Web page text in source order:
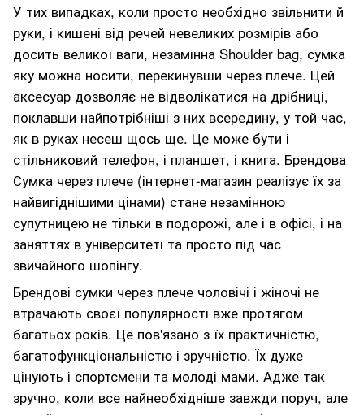
У тих випадках, коли просто необхідно звільнити й
руки, і кишені від речей невеликих розмірів або
досить великої ваги, незамінна Shoulder bag, сумка
яку можна носити, перекинувши через плече. Цей
аксесуар дозволяє не відволікатися на дрібниці,
поклавши найпотрібніші з них всередину, у той час,
як в руках несеш щось ще. Це може бути і
стільниковий телефон, і планшет, і книга. Брендова
Сумка через плече (інтернет-магазин реалізує їх за
найвигіднішими цінами) стане незамінною
супутницею не тільки в подорожі, але і в офісі, і на
заняттях в університеті та просто під час
звичайного шопінгу.
Брендові сумки через плече чоловічі і жіночі не
втрачають своєї популярності вже протягом
багатьох років. Це пов'язано з їх практичністю,
багатофункціональністю і зручністю. Їх дуже
цінують і спортсмени та молоді мами. Адже так
зручно, коли все найнеобхідніше завжди поруч, але